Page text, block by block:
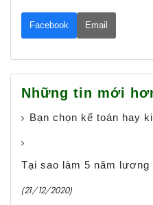
Facebook Email
Những tin mới
Bạn chọn kế toán hay
Tại sao làm 5 năm
(21/12/2020)